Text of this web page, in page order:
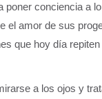
poner conciencia a
el amor de sus
que hoy día
a los ojos y